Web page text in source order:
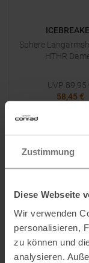
Zustimmung
Diese Webseite
Wir verwenden
personalisieren,
zu können und
analysieren.
Sphere
HTHR
UVP 89,95
58,45 €
ZUM